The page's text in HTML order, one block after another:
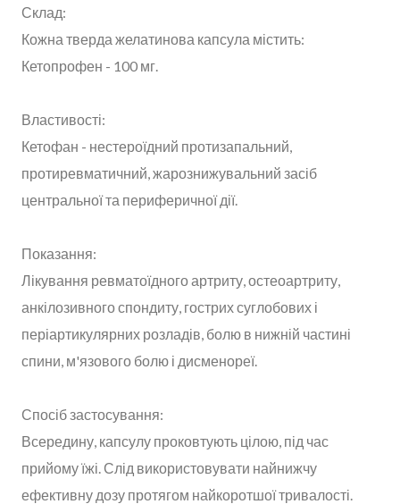
Склад:
Кожна тверда желатинова капсула містить:
Кетопрофен - 100 мг.
Властивості:
Кетофан - нестероїдний протизапальний,
протиревматичний, жарознижувальний засіб
центральної та периферичної дії.
Показання:
Лікування ревматоїдного артриту, остеоартриту,
анкілозивного спондиту, гострих суглобових і
періартикулярних розладів, болю в нижній частині
спини, м'язового болю і дисменореї.
Спосіб застосування:
Всередину, капсулу проковтують цілою, під час
прийому їжі. Слід використовувати найнижчу
ефективну дозу протягом найкоротшої тривалості.